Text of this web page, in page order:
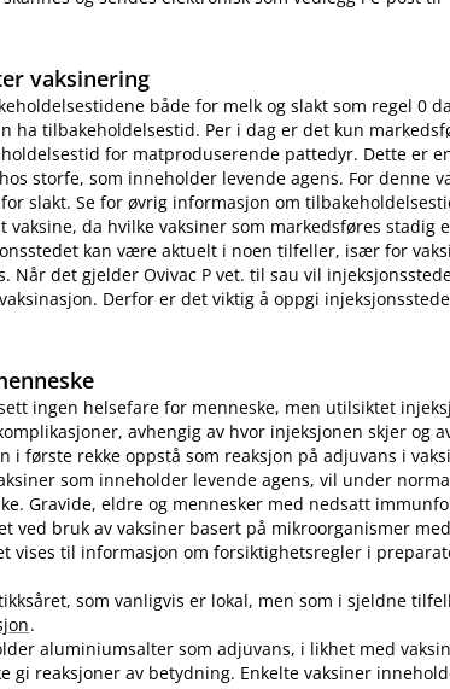
vaksinering
både for melk og slakt som regel 0
ha tilbakeholdelsestid. Per i dag er det kun
for matproduserende pattedyr. Dette er
storfe, som inneholder levende agens. For denne
slakt. Se for øvrig informasjon om
da hvilke vaksiner som markedsføres stadig
kan være aktuelt i noen tilfeller, især for
Når det gjelder Ovivac P vet. til sau vil
Derfor er det viktig å oppgi
ingen helsefare for menneske, men utilsiktet
avhengig av hvor injeksjonen skjer og
i første rekke oppstå som reaksjon på adjuvans i
som inneholder levende agens, vil under
Gravide, eldre og mennesker med nedsatt
ved bruk av vaksiner basert på mikroorganismer med
vises til informasjon om forsiktighetsregler i
som vanligvis er lokal, men som i sjeldne
.
aluminiumsalter som adjuvans, i likhet med
gi reaksjoner av betydning. Enkelte vaksiner